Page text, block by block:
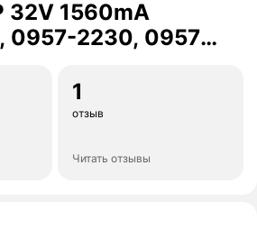
32V 1560mA
0957-2230, 0957-
6000 6500
1
отзыв
Читать отзывы